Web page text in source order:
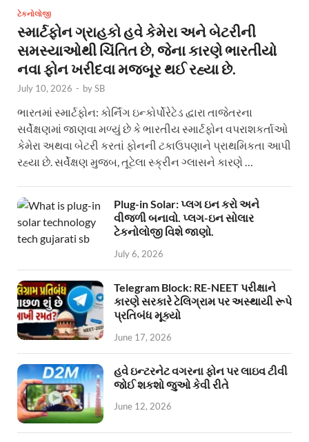
ટેકનોલોજી
સ્માર્ટફોન ગ્રાહકો હવે કેમેરા અને બેટરીની
સમસ્યાઓથી ચિંતિત છે, જેના કારણે ભારતીયો
નવા ફોન ખરીદવા મજબૂર થઈ રહ્યા છે.
July 10, 2026 - bySB
ભારતમાં સ્માર્ટફોન: કોર્નિંગ ઇન્કોર્પોરેટેડ દ્વારા તાજેતરના
સર્વેક્ષણમાં જાણવા મળ્યું છે કે ભારતીય સ્માર્ટફોન વપરાશકર્તાઓ
કેમેરા અથવા બેટરી કરતાં ફોનની ટકાઉપણાને પ્રાથમિકતા આપી
રહ્યા છે. સર્વેક્ષણ મુજબ, તૂટેલા સ્ક્રીન ગ્લાસને કારણે …
Plug-in Solar: પ્લગ ઇન કરો અને
વીજળી બનાવો. પ્લગ-ઇન સોલાર
ટેકનોલોજી વિશે જાણો.
July 6, 2026
Telegram Block: RE-NEET પરીક્ષાને
કારણે સરકારે ટેલિગ્રામ પર અસ્થાયી રૂપે
પ્રતિબંધ મૂક્યો
June 17, 2026
હવે ઇન્ટરનેટ વગરના ફોન પર લાઇવ ટીવી
જોઈ શકશો જુઓ કેવી રીતે
June 12, 2026